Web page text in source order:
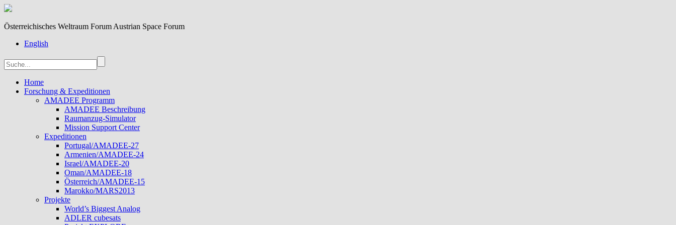
Österreichisches Weltraum Forum Austrian Space Forum
English
Home
Forschung & Expeditionen
AMADEE Programm
AMADEE Beschreibung
Raumanzug-Simulator
Mission Support Center
Expeditionen
Portugal/AMADEE-27
Armenien/AMADEE-24
Israel/AMADEE-20
Oman/AMADEE-18
Österreich/AMADEE-15
Marokko/MARS2013
Projekte
World’s Biggest Analog
ADLER cubesats